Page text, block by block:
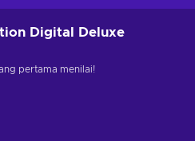
Digital Deluxe
pertama menilai!